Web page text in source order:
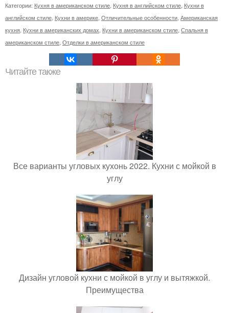
Категории: Кухня в американском стиле Кухня в английском стиле Кухни в
английском стиле Кухни в америке Отличительные особенности Американская
кухня Кухни в американских домах Кухни в американском стиле Спальня в
американском стиле Отделки в американском стиле
Читайте также
Все варианты угловых кухонь 2022. Кухни с мойкой в
углу
Дизайн угловой кухни с мойкой в углу и вытяжкой.
Преимущества